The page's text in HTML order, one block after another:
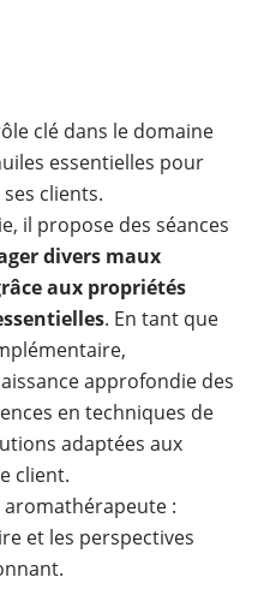
clé dans le domaine
essentielles pour
clients.
il propose des séances
divers maux
aux propriétés
. En tant que
approfondie des
en techniques de
adaptées aux
client.
aromathérapeute :
et les perspectives